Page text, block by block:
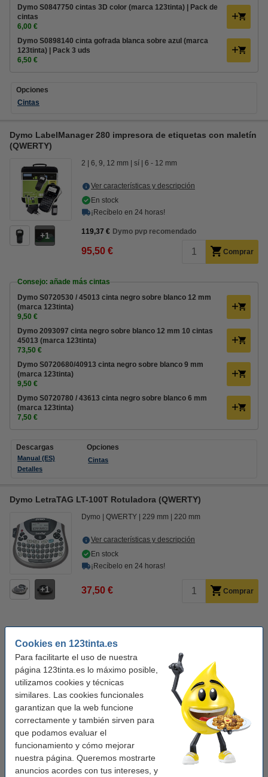
Cookies en 123tinta.es
Para facilitarte el uso de nuestra
página 123tinta.es lo máximo posible,
utilizamos cookies y técnicas
similares. Las cookies funcionales
garantizan que la web funcione
correctamente y también sirven para
que podamos evaluar el
funcionamiento y cómo mejorar
nuestra página. Queremos mostrarte
anuncios acordes con tus intereses, y
Dymo S0847750 cintas 3D color (marca 123tinta) | Pack de
cintas
6,00 €
Dymo S0898140 cinta gofrada blanca sobre azul (marca
123tinta) | Pack 3 uds
6,50 €
Opciones
Cintas
Dymo LabelManager 280 impresora de etiquetas con maletín
(QWERTY)
1
2 6, 9, 12 mm sí 6 - 12 mm
Ver características y descripción
En stock
¡Recíbelo en 24 horas!
119,37 € Dymo pvp recomendado
95,50 € Comprar
Consejo: añade más cintas
Dymo S0720530 / 45013 cinta negro sobre blanco 12 mm
(marca 123tinta)
9,50 €
Dymo 2093097 cinta negro sobre blanco 12 mm 10 cintas
45013 (marca 123tinta)
73,50 €
Dymo S0720680/40913 cinta negro sobre blanco 9 mm
(marca 123tinta)
9,50 €
Dymo S0720780 / 43613 cinta negro sobre blanco 6 mm
(marca 123tinta)
7,50 €
Descargas
Manual (ES)
Detalles
Opciones
Cintas
Dymo LetraTAG LT-100T Rotuladora (QWERTY)
1
Dymo QWERTY 229 mm 220 mm
Ver características y descripción
En stock
¡Recíbelo en 24 horas!
37,50 € Comprar
Dymo S0721510 / 91200 cinta papel blanco 12 mm (marca
123tinta)
5,50 €
Dymo S0721510/91200 cinta papel blanco 12 mm (marca
123tinta) | Pack 5 uds
18,50 €
Dymo S0721530 / 12267 cinta de plástico transparente 12
mm (marca 123tinta)
4,50 €
Dymo S0721610 / 91201 cinta de plástico blanca 12 mm
(marca 123tinta)
4,50 €